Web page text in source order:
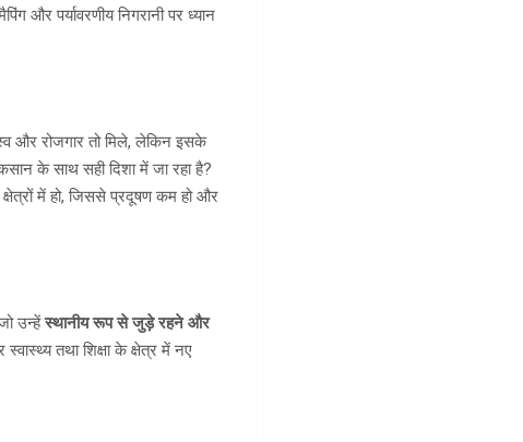
और पर्यावरणीय निगरानी पर ध्यान
और रोजगार तो मिले, लेकिन इसके
के साथ सही दिशा में जा रहा है?
में हो, जिससे प्रदूषण कम हो और
उन्हेंस्थानीय रूप से जुड़े रहने और
तथा शिक्षा के क्षेत्र में नए